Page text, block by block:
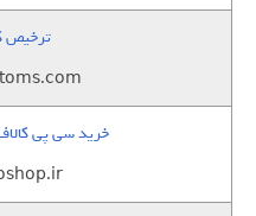
ترخیص
خرید سی پی